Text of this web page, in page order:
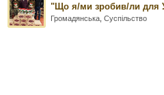
"Що я/ми зробив/ли для
Громадянська,Суспільство